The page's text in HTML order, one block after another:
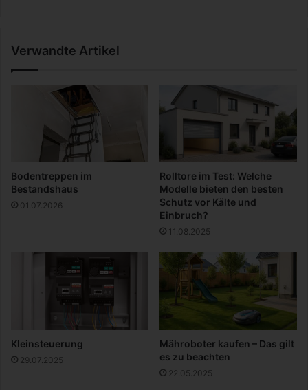
k
ö
n
e
t
ü
r
f
t
e
Verwandte Artikel
Bodentreppen im
Bestandshaus
01.07.2026
Rolltore im Test: Welche
Modelle bieten den besten
Schutz vor Kälte und
Einbruch?
11.08.2025
Kleinsteuerung
29.07.2025
Mähroboter kaufen – Das gilt
es zu beachten
22.05.2025